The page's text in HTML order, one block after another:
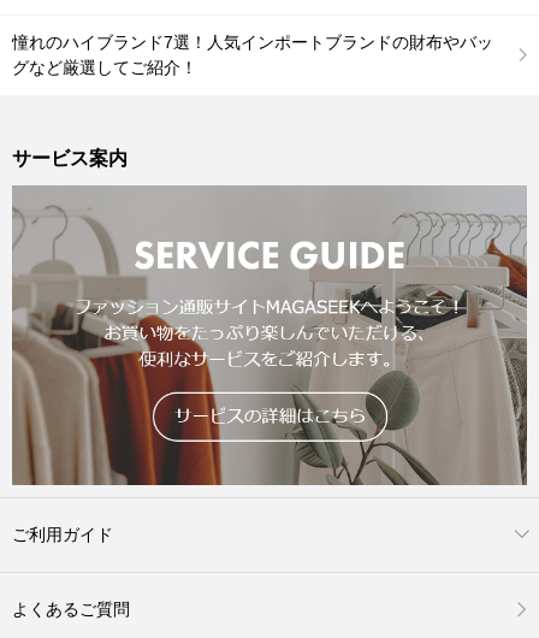
憧れのハイブランド7選！人気インポートブランドの財布やバッ
グなど厳選してご紹介！
サービス案内
ご利用ガイド
よくあるご質問